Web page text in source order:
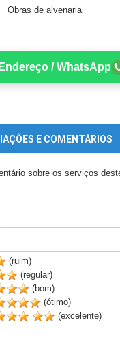
Obras de alvenaria
/ WhatsApp
E COMENTÁRIOS
sobre os serviços
(ruim)
(regular)
(bom)
(ótimo)
(excelente)